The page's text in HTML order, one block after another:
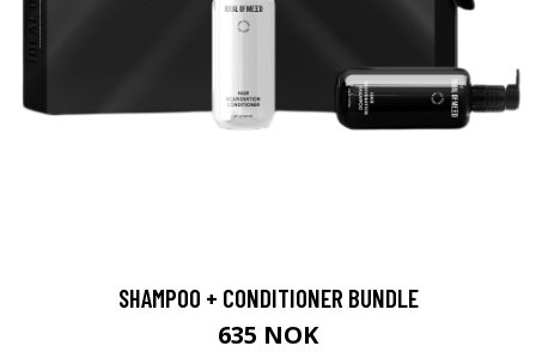
SHAMPOO + CONDITIONER BUNDLE
635 NOK